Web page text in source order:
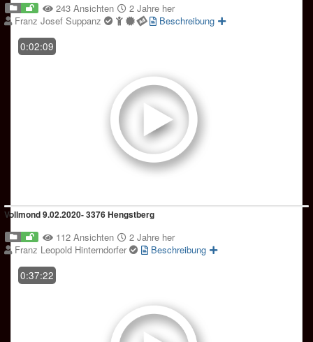
243 Ansichten
2 Jahre her
Franz Josef Suppanz
Beschreibung
0:02:09
Vollmond 9.02.2020- 3376 Hengstberg
112 Ansichten
2 Jahre her
Franz Leopold Hinterndorfer
Beschreibung
0:37:22